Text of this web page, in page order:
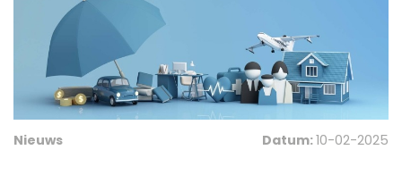
Nieuws Datum:10-02-2025